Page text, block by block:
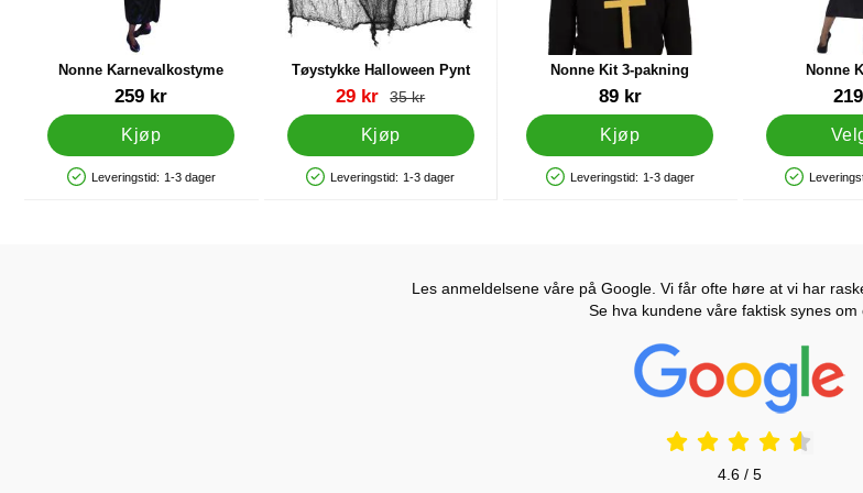
Nonne Karnevalkostyme
Varenummer 1300
259 kr
Kjøp
Produkttilgjengelighet: På lager
Leveringstid: 1-3 dager
Tøystykke Halloween Pynt
Varenummer 18992
ny pris
29 kr gammel pris
35 kr
Kjøp
Produkttilgjengelighet: På lager
Leveringstid: 1-3 dager
Nonne Kit 3-pakning
Varenummer 85164
89 kr
Kjøp
Produkttilgjengelighet: På lager
Leveringstid: 1-3 dager
Nonne
Varenummer
Les anmeldelsene våre på Google. Vi får ofte høre at vi har
Se hva kundene våre faktisk synes om
Prisjakt
4.6 / 5